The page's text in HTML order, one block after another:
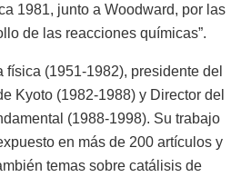
1981, junto a Woodward, por las
de las reacciones químicas”.
física (1951-1982), presidente del
Kyoto (1982-1988) y Director del
(1988-1998). Su trabajo
en más de 200 artículos y
temas sobre catálisis de